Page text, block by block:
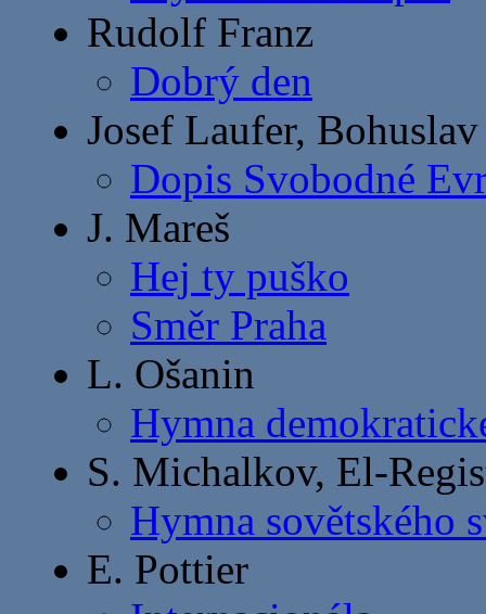
Rudolf Franz
Dobrý den
Josef Laufer,
Dopis Svobodné
J. Mareš
Hej ty puško
Směr Praha
L. Ošanin
Hymna
S. Michalkov, El-
Hymna sovětského
E. Pottier